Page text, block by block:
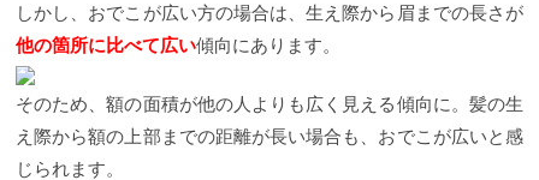
しかし、おでこが広い方の場合は、生え際から眉までの長さが
他の箇所に比べて広い傾向にあります。
そのため、額の面積が他の人よりも広く見える傾向に。髪の生
え際から額の上部までの距離が長い場合も、おでこが広いと感
じられます。